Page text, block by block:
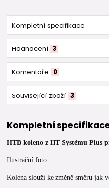
Kompletní specifikace
Hodnocení 3
Komentáře 0
Související zboží 3
Kompletní specifikace
HTB koleno z HT Systému Plus
Ilustrační foto
Kolena slouží ke změně směru jak